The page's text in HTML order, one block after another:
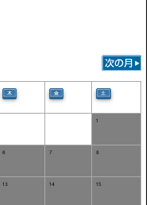
木 金 土
1
6 7 8
13 14 15